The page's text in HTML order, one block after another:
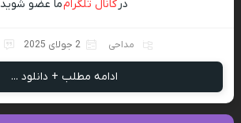
درکانال تلگرامما عضو شوید
مداحی 2 جولای 2025
ادامه مطلب + دانلود ...